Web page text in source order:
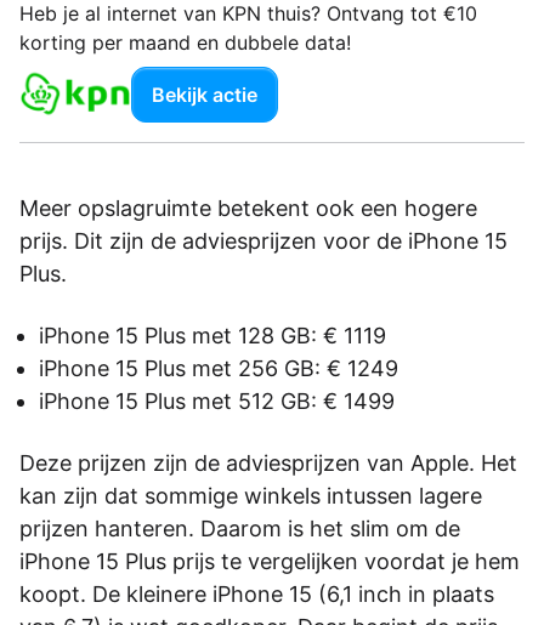
Heb je al internet van KPN thuis? Ontvang tot €10
korting per maand en dubbele data!
Bekijk actie
Meer opslagruimte betekent ook een hogere
prijs. Dit zijn de adviesprijzen voor de iPhone 15
Plus.
iPhone 15 Plus met 128 GB: € 1119
iPhone 15 Plus met 256 GB: € 1249
iPhone 15 Plus met 512 GB: € 1499
Deze prijzen zijn de adviesprijzen van Apple. Het
kan zijn dat sommige winkels intussen lagere
prijzen hanteren. Daarom is het slim om de
iPhone 15 Plus prijs te vergelijken voordat je hem
koopt. De kleinere iPhone 15 (6,1 inch in plaats